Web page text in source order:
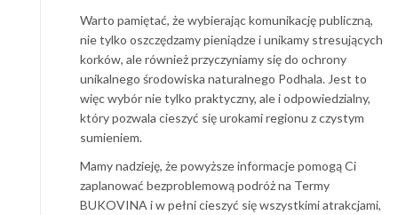
Warto pamiętać, że wybierając komunikację publiczną,
nie tylko oszczędzamy pieniądze i unikamy stresujących
korków, ale również przyczyniamy się do ochrony
unikalnego środowiska naturalnego Podhala. Jest to
więc wybór nie tylko praktyczny, ale i odpowiedzialny,
który pozwala cieszyć się urokami regionu z czystym
sumieniem.
Mamy nadzieję, że powyższe informacje pomogą Ci
zaplanować bezproblemową podróż na Termy
BUKOVINA i w pełni cieszyć się wszystkimi atrakcjami,